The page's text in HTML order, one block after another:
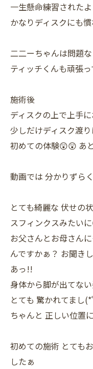
一生懸命練習された
かなりディスクにも
二二ーちゃんは問題
ティッチくんも頑張
施術後
ディスクの上で上手
少しだけディスク渡
初めての体験😲😲 あ
動画では 分かりずら
とても綺麗な 伏せの
スフィンクスみたい
お父さんとお母さん
んですかぁ？ お聞き
あっ!!
身体から脚が出てな
とても 驚かれてまし(*
ちゃんと 正しい位置
初めての施術 とても
したぁ